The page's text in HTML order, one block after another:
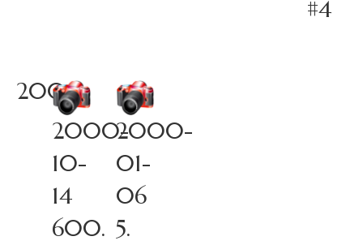
#4
2000
2000-
10-
14
600.
2000-
01-
06
5.